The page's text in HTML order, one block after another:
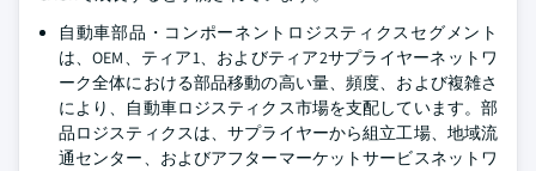
自動車部品・コンポーネントロジスティクスセグメント
は、OEM、ティア1、およびティア2サプライヤーネットワ
ーク全体における部品移動の高い量、頻度、および複雑さ
により、自動車ロジスティクス市場を支配しています。部
品ロジスティクスは、サプライヤーから組立工場、地域流
通センター、およびアフターマーケットサービスネットワ